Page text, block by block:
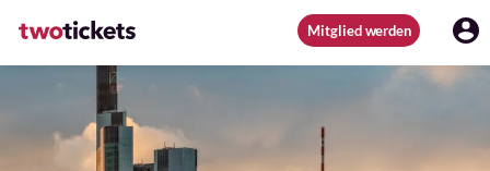
Mitglied werden